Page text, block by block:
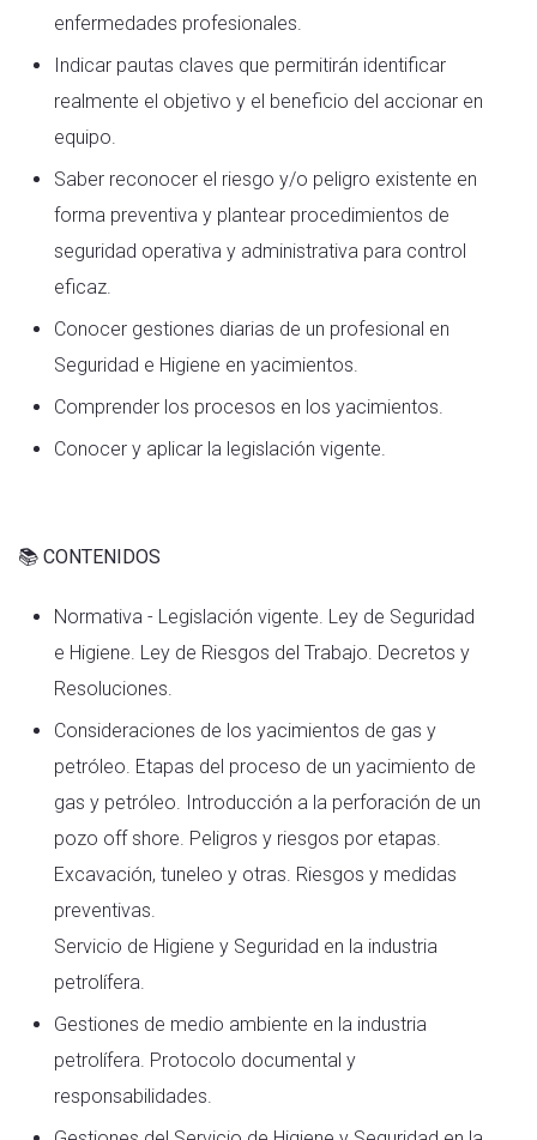
enfermedades profesionales.
Indicar pautas claves que permitirán identificar
realmente el objetivo y el beneficio del accionar en
equipo.
Saber reconocer el riesgo y/o peligro existente en
forma preventiva y plantear procedimientos de
seguridad operativa y administrativa para control
eficaz.
Conocer gestiones diarias de un profesional en
Seguridad e Higiene en yacimientos.
Comprender los procesos en los yacimientos.
Conocer y aplicar la legislación vigente.
📚 CONTENIDOS
Normativa - Legislación vigente. Ley de Seguridad
e Higiene. Ley de Riesgos del Trabajo. Decretos y
Resoluciones.
Consideraciones de los yacimientos de gas y
petróleo. Etapas del proceso de un yacimiento de
gas y petróleo. Introducción a la perforación de un
pozo off shore. Peligros y riesgos por etapas.
Excavación, tuneleo y otras. Riesgos y medidas
preventivas.
Servicio de Higiene y Seguridad en la industria
petrolífera.
Gestiones de medio ambiente en la industria
petrolífera. Protocolo documental y
responsabilidades.